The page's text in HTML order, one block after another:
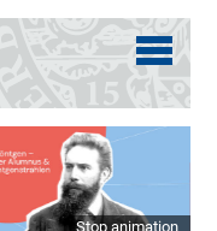
Stop animation